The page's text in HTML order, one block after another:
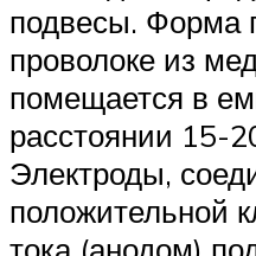
подвесы. Форма
проволоке из
помещается в
расстоянии 15-
Электроды,
положительной